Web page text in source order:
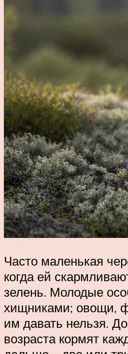
Часто маленькая
когда ей
зелень. Молодые
хищниками; овощи,
им давать нельзя.
возраста кормят